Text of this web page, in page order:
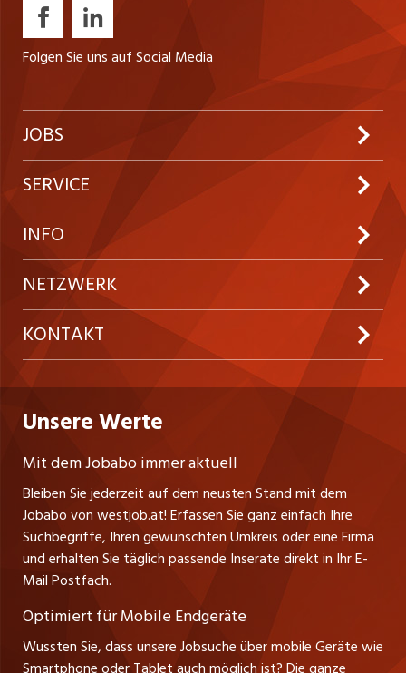
Folgen Sie uns auf Social Media
JOBS
Jobabo abonnieren
Neue Stellen
Festanstellungen
Temporäre Jobs
Praktika
Lehrstellen
Führungspositionen
Management / Kader-Jobs
SERVICE
Kundenlogin
Inserieren
Firmen
Personalvermittler
INFO
Preise und Leistungen
AGB
Datenschutzerklärung
Impressum
NETZWERK
ostjob.ch
jobzüri.ch
jobmittelland.ch
jobbern.ch
jobbasel.ch
zentraljob.ch
myjob.ch
KONTAKT
Gutenbergstrasse 1
A-6858 Schwarzach
Stefan Spötl
Tel. +43 664 39 47 47 7
Leiter westjob.at
Andrea Graf
Tel. +43 664 20 30 02 1
Verkauf und Beratung
Unsere Werte
Mit dem Jobabo immer aktuell
Bleiben Sie jederzeit auf dem neusten Stand mit dem
Jobabo von westjob.at! Erfassen Sie ganz einfach Ihre
Suchbegriffe, Ihren gewünschten Umkreis oder eine Firma
und erhalten Sie täglich passende Inserate direkt in Ihr E-
Mail Postfach.
Optimiert für Mobile Endgeräte
Wussten Sie, dass unsere Jobsuche über mobile Geräte wie